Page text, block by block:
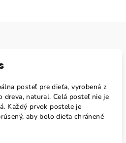
posteľ pre dieťa, vyrobená z
dreva, natural. Celá posteľ nie je
Každý prvok postele je
aby bolo dieťa chránené